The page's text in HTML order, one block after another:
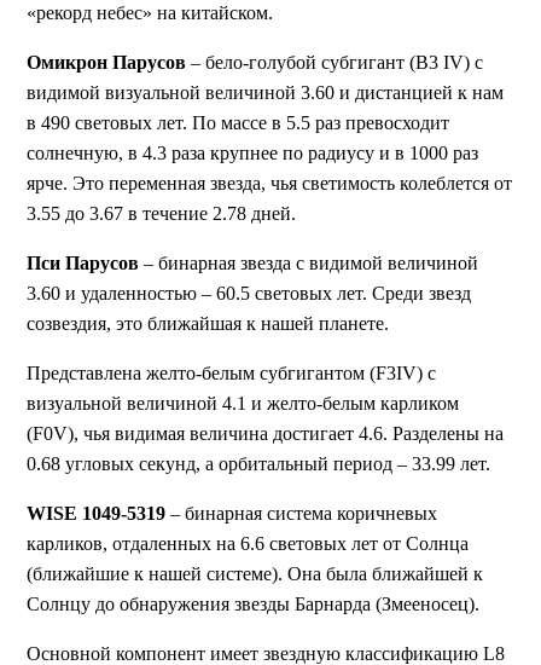
«рекорд небес» на китайском.
Омикрон Парусов – бело-голубой субгигант (B3 IV) с
видимой визуальной величиной 3.60 и дистанцией к нам
в 490 световых лет. По массе в 5.5 раз превосходит
солнечную, в 4.3 раза крупнее по радиусу и в 1000 раз
ярче. Это переменная звезда, чья светимость колеблется от
3.55 до 3.67 в течение 2.78 дней.
Пси Парусов – бинарная звезда с видимой величиной
3.60 и удаленностью – 60.5 световых лет. Среди звезд
созвездия, это ближайшая к нашей планете.
Представлена желто-белым субгигантом (F3IV) с
визуальной величиной 4.1 и желто-белым карликом
(F0V), чья видимая величина достигает 4.6. Разделены на
0.68 угловых секунд, а орбитальный период – 33.99 лет.
WISE 1049-5319 – бинарная система коричневых
карликов, отдаленных на 6.6 световых лет от Солнца
(ближайшие к нашей системе). Она была ближайшей к
Солнцу до обнаружения звезды Барнарда (Змееносец).
Основной компонент имеет звездную классификацию L8